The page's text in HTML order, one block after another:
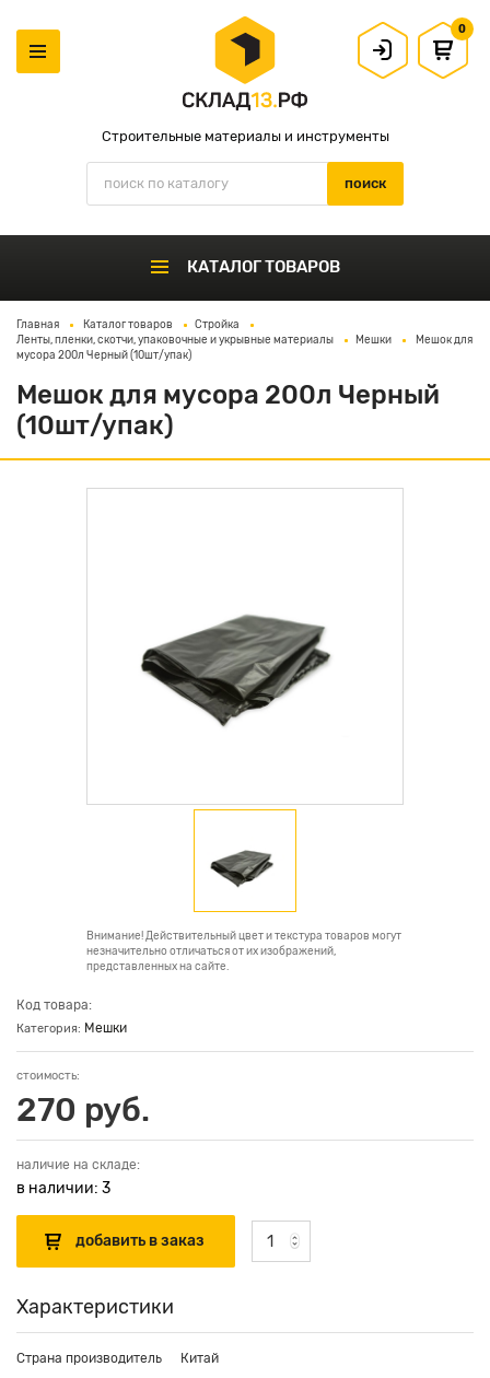
Строительные материалы и инструменты
0
КАТАЛОГ ТОВАРОВ
Главная Каталог товаров
Стройка
Ленты, пленки, скотчи, упаковочные и укрывные материалы
Мешки
Мешок для
мусора 200л Черный (10шт/упак)
Мешок для мусора 200л Черный
(10шт/упак)
Внимание! Действительный цвет и текстура товаров могут
незначительно отличаться от их изображений,
представленных на сайте.
Код товара:
Категория: Мешки
стоимость:
270 руб.
наличие на складе:
в наличии: 3
Характеристики
Страна производитель
Китай